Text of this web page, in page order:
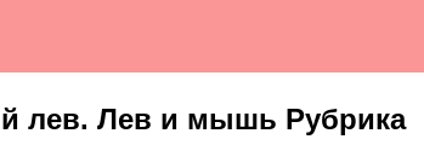
лев. Лев и мышь Рубрика